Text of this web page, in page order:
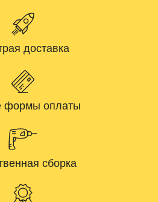
доставка
оплаты
сборка